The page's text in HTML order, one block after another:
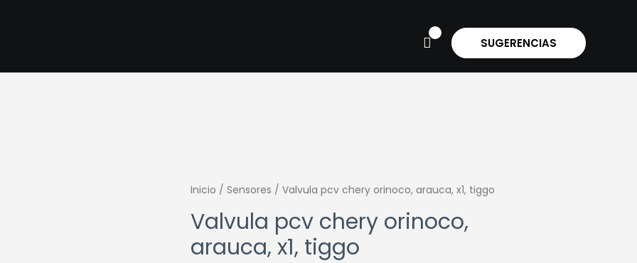
SUGERENCIAS
Inicio / Sensores / Valvula pcv chery orinoco, arauca, x1, tiggo
Valvula pcv chery orinoco,
arauca, x1, tiggo